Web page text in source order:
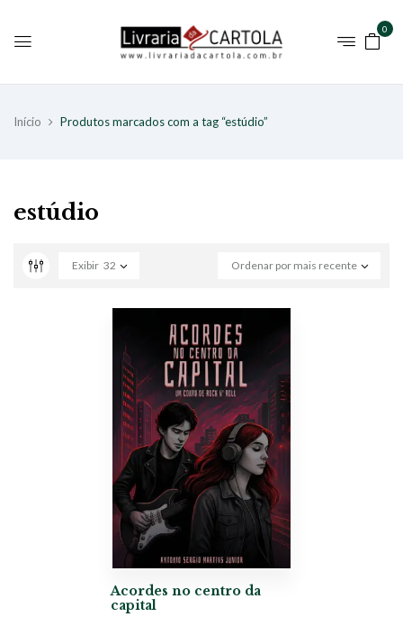
0
Início Produtos marcados com a tag “estúdio”
estúdio
Ordenar por mais recente
Exibir 32
Acordes no centro da
capital